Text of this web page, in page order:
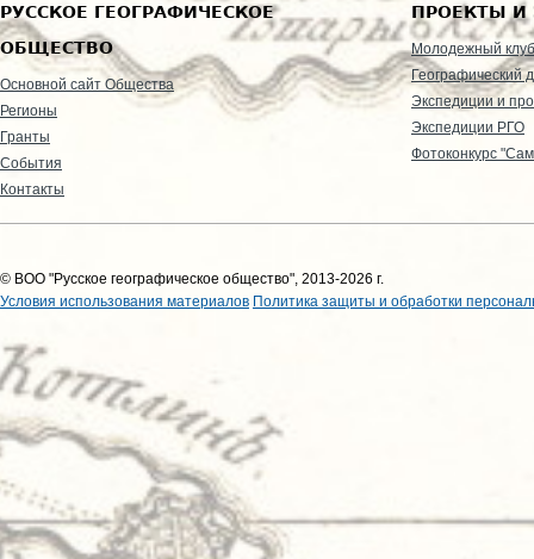
РУССКОЕ ГЕОГРАФИЧЕСКОЕ
ОБЩЕСТВО
Основной сайт Общества
Регионы
Гранты
События
Контакты
ПРОЕКТЫ И
Молодежный клуб
Географический
Экспедиции и
Экспедиции РГО
Фотоконкурс
© ВОО "Русское географическое общество", 2013-2026 г.
Условия использования материалов Политика защиты и обработки